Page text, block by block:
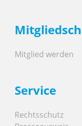
Mitglied werden
Service
Rechtsschutz